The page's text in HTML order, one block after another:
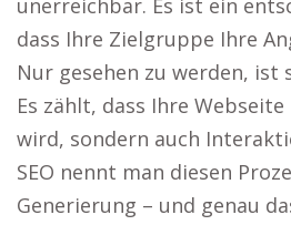
unerreichbar. Es ist ein
dass Ihre Zielgruppe Ihre
Nur gesehen zu werden, ist
Es zählt, dass Ihre
wird, sondern auch
SEO nennt man diesen
Generierung – und genau